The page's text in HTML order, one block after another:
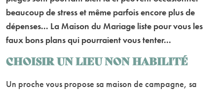
beaucoup de stress et même parfois encore plus de
dépenses... La Maison du Mariage liste pour vous les
faux bons plans qui pourraient vous tenter...
CHOISIR UN LIEU NON HABILITÉ
Un proche vous propose sa maison de campagne, sa